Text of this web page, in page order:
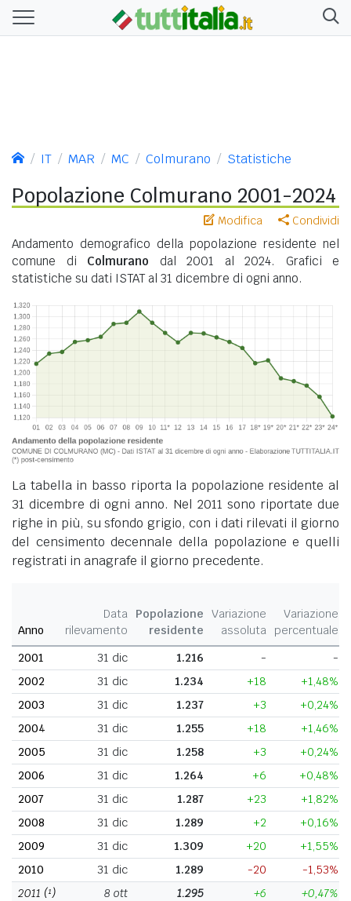
IT MAR MC Colmurano Statistiche
Popolazione Colmurano 2001-2024
Modifica Condividi
Andamento demografico della popolazione residente nel
comune di Colmurano dal 2001 al 2024. Grafici e
statistiche su dati ISTAT al 31 dicembre di ogni anno.
La tabella in basso riporta la popolazione residente al
31 dicembre di ogni anno. Nel 2011 sono riportate due
righe in più, su sfondo grigio, con i dati rilevati il giorno
del censimento decennale della popolazione e quelli
registrati in anagrafe il giorno precedente.
Anno
Data
rilevamento
Popolazione
residente
Variazione
assoluta
Variazione
percentuale
2001
31 dic 1.216 -
-
2002
31 dic 1.234 +18
+1,48%
2003
31 dic 1.237 +3
+0,24%
2004
31 dic 1.255 +18
+1,46%
2005
31 dic 1.258 +3
+0,24%
2006
31 dic 1.264 +6
+0,48%
2007
31 dic 1.287 +23
+1,82%
2008
31 dic 1.289 +2
+0,16%
2009
31 dic 1.309 +20
+1,55%
2010
31 dic 1.289 -20
-1,53%
2011 (¹) 8 ott 1.295 +6
+0,47%